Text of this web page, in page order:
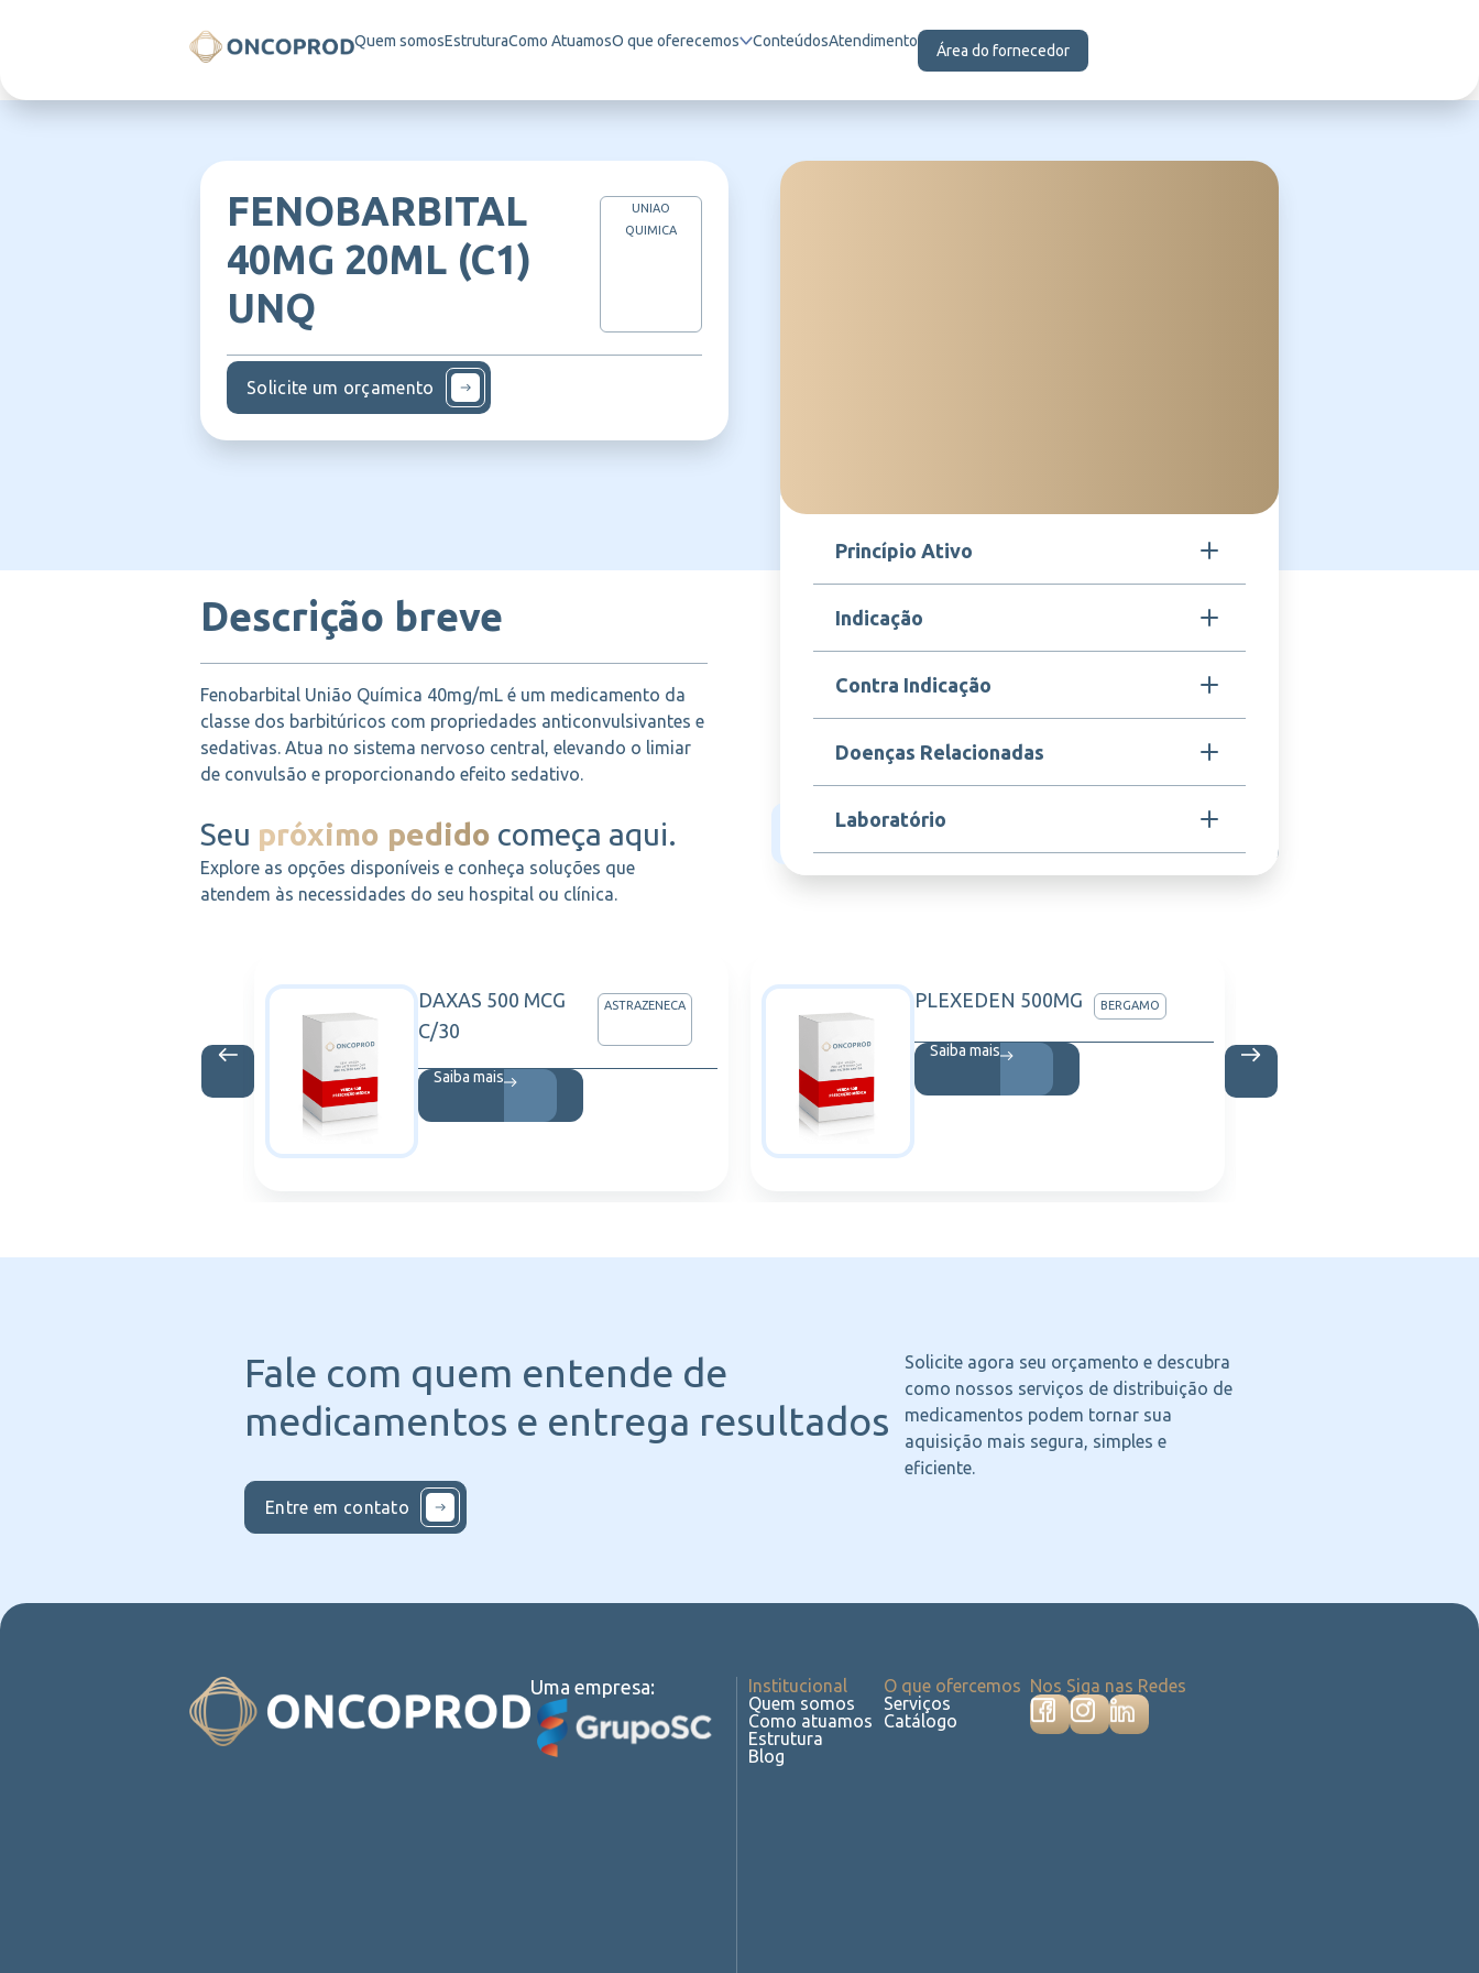
Quem somosEstruturaComo AtuamosO que oferecemos ConteúdosAtendimento
Área do fornecedor
FENOBARBITAL
40MG 20ML (C1)
UNQ
UNIAO
QUIMICA
Solicite um orçamento
Princípio Ativo
Fenobarbital
Indicação
Indicado para o controle de convulsões, redução da
ansiedade, alívio da tensão, tratamento da epilepsia e
auxílio no sono em pacientes pediátricos.
Contra Indicação
Contraindicado em pacientes com hipersensibilidade ao
fenobarbital ou a qualquer componente da fórmula,
insuficiência respiratória severa, insuficiência hepática
fértil.
Doenças Relacionadas
Este medicamento é utilizado para prevenir o
aparecimento de convulsões em indivíduos com
epilepsia ou crises convulsivas de outras origens.
Laboratório
UNIAO QUIMICA
Descrição breve
Fenobarbital União Química 40mg/mL é um medicamento da
classe dos barbitúricos com propriedades anticonvulsivantes e
sedativas. Atua no sistema nervoso central, elevando o limiar
de convulsão e proporcionando efeito sedativo.
Seu próximo pedido começa aqui.
Explore as opções disponíveis e conheça soluções que
atendem às necessidades do seu hospital ou clínica.
DAXAS 500 MCG
C/30
ASTRAZENECA
Saiba mais
PLEXEDEN 500MG BERGAMO
Saiba mais
Fale com quem entende de
medicamentos e entrega resultados
Solicite agora seu orçamento e descubra
como nossos serviços de distribuição de
medicamentos podem tornar sua
aquisição mais segura, simples e
eficiente.
Entre em contato
Uma empresa:
Institucional
Quem somos
Como atuamos
Estrutura
Blog
O que ofercemos
Serviços
Catálogo
Nos Siga nas Redes